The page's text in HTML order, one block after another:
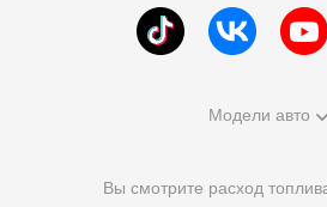
Модели авто
Вы смотрите расход